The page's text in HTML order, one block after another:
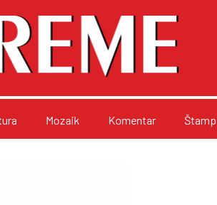
Mozaik Komentar